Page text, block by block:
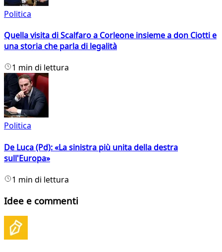
Politica
Quella visita di Scalfaro a Corleone insieme a don Ciotti e
una storia che parla di legalità
1 min di lettura
Politica
De Luca (Pd): «La sinistra più unita della destra
sull'Europa»
1 min di lettura
Idee e commenti